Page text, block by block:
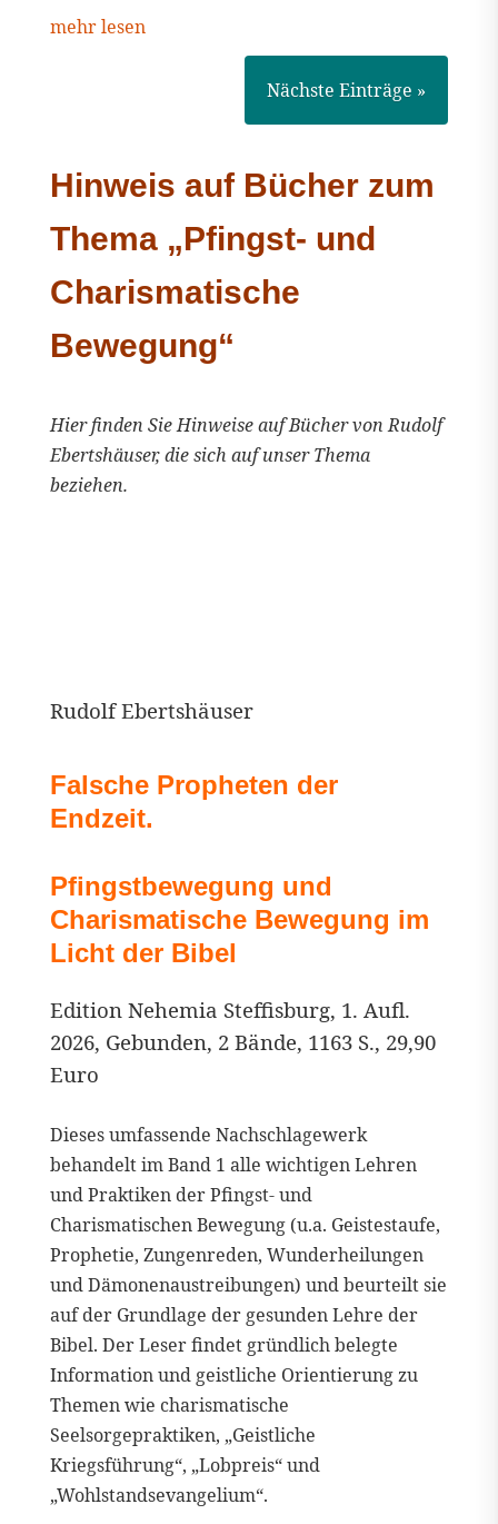
mehr lesen
Nächste Einträge »
Hinweis auf Bücher zum
Thema „Pfingst- und
Charismatische
Bewegung“
Hier finden Sie Hinweise auf Bücher von Rudolf
Ebertshäuser, die sich auf unser Thema
beziehen.
Rudolf Ebertshäuser
Falsche Propheten der
Endzeit.
Pfingstbewegung und
Charismatische Bewegung im
Licht der Bibel
Edition Nehemia Steffisburg, 1. Aufl.
2026, Gebunden, 2 Bände, 1163 S., 29,90
Euro
Dieses umfassende Nachschlagewerk
behandelt im Band 1 alle wichtigen Lehren
und Praktiken der Pfingst- und
Charismatischen Bewegung (u.a. Geistestaufe,
Prophetie, Zungenreden, Wunderheilungen
und Dämonenaustreibungen) und beurteilt sie
auf der Grundlage der gesunden Lehre der
Bibel. Der Leser findet gründlich belegte
Information und geistliche Orientierung zu
Themen wie charismatische
Seelsorgepraktiken, „Geistliche
Kriegsführung“, „Lobpreis“ und
„Wohlstandsevangelium“.